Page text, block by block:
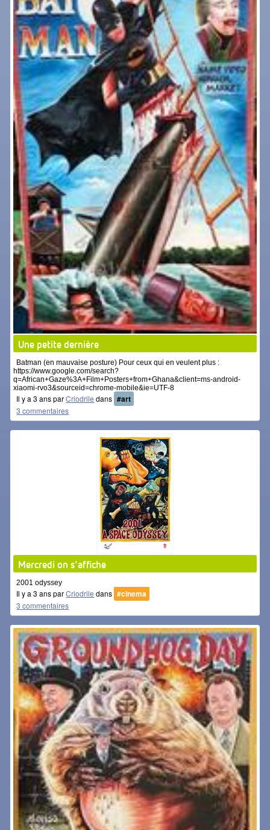
Une petite dernière
Batman (en mauvaise posture) Pour ceux qui en veulent plus :
https://www.google.com/search?
q=African+Gaze%3A+Film+Posters+from+Ghana&client=ms-android-
xiaomi-rvo3&sourceid=chrome-mobile&ie=UTF-8
Il y a 3 ans parCriodrile dans #art
3 commentaires
Mercredi on s'affiche
2001 odyssey
Il y a 3 ans parCriodrile dans #cinema
3 commentaires